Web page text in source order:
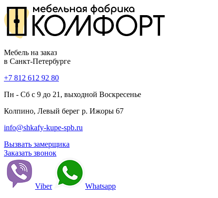
Мебель на заказ
в Санкт-Петербурге
+7 812 612 92 80
Пн - Сб с 9 до 21, выходной Воскресенье
Колпино, Левый берег р. Ижоры 67
info@shkafy-kupe-spb.ru
Вызвать замерщика
Заказать звонок
Viber
Whatsapp